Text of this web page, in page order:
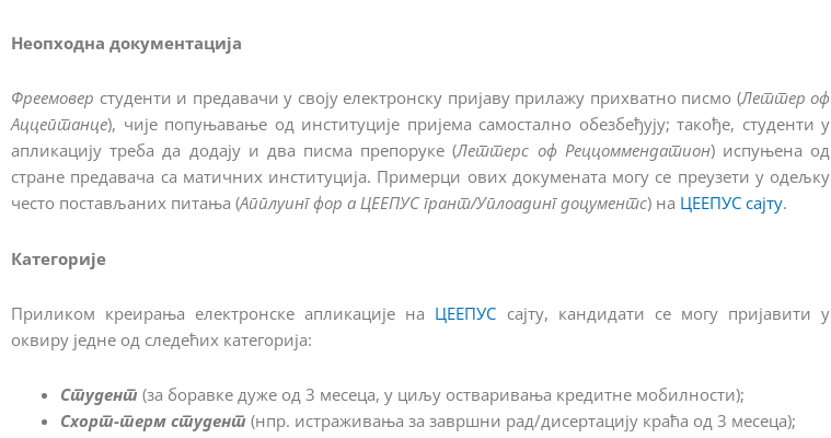
Неопходна документација
Фреемовер студенти и предавачи у своју електронску пријаву прилажу прихватно писмо (Леттер оф
Аццептанце), чије попуњавање од институције пријема самостално обезбеђују; такође, студенти у
апликацију треба да додају и два писма препоруке (Леттерс оф Реццоммендатион) испуњена од
стране предавача са матичних институција. Примерци ових докумената могу се преузети у одељку
често постављаних питања (Апплyинг фор а ЦЕЕПУС грант/Уплоадинг доцументс) на ЦЕЕПУС сајту.
Категорије
Приликом креирања електронске апликације на ЦЕЕПУС сајту, кандидати се могу пријавити у
оквиру једне од следећих категорија:
Студент (за боравке дуже од 3 месеца, у циљу остваривања кредитне мобилности);
Схорт-терм студент (нпр. истраживања за завршни рад/дисертацију краћа од 3 месеца);